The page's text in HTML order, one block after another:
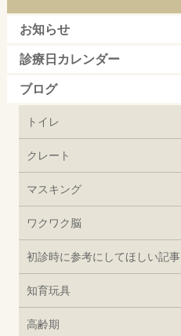
お知らせ
診療日カレンダー
ブログ
トイレ
クレート
マスキング
ワクワク脳
初診時に参考にしてほしい記事
知育玩具
高齢期